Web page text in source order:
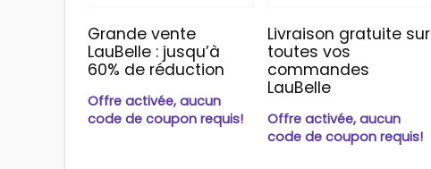
Grande vente
LauBelle : jusqu’à
60% de réduction
Offre activée, aucun
code de coupon requis!
Livraison gratuite sur
toutes vos
commandes
LauBelle
Offre activée, aucun
code de coupon requis!